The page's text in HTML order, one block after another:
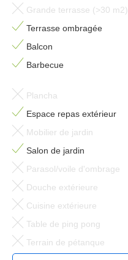
Grande terrasse (>30 m2)
Terrasse ombragée
Balcon
Barbecue
Plancha
Espace repas extérieur
Mobilier de jardin
Salon de jardin
Parasol/voile d'ombrage
Douche extérieure
Cuisine extérieure
Table de ping pong
Terrain de pétanque